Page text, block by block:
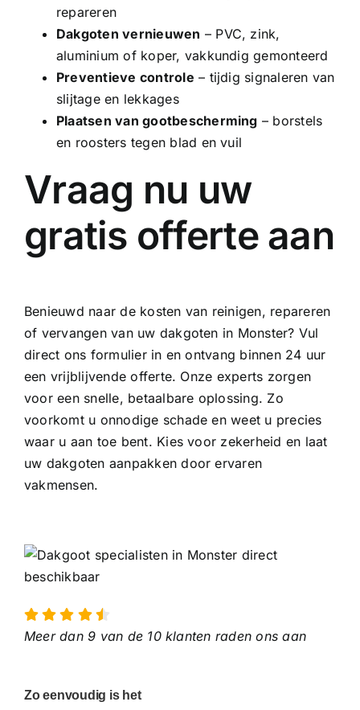
repareren
Dakgoten vernieuwen – PVC, zink,
aluminium of koper, vakkundig gemonteerd
Preventieve controle – tijdig signaleren van
slijtage en lekkages
Plaatsen van gootbescherming – borstels
en roosters tegen blad en vuil
Vraag nu uw
gratis offerte aan
Benieuwd naar de kosten van reinigen, repareren
of vervangen van uw dakgoten in Monster? Vul
direct ons formulier in en ontvang binnen 24 uur
een vrijblijvende offerte. Onze experts zorgen
voor een snelle, betaalbare oplossing. Zo
voorkomt u onnodige schade en weet u precies
waar u aan toe bent. Kies voor zekerheid en laat
uw dakgoten aanpakken door ervaren
vakmensen.
Meer dan 9 van de 10 klanten raden ons aan
Zo eenvoudig is het